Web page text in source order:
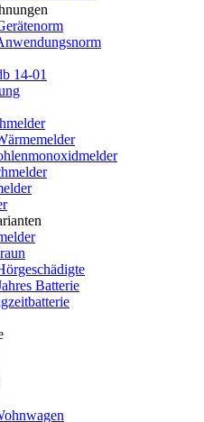
14-01
Batterie